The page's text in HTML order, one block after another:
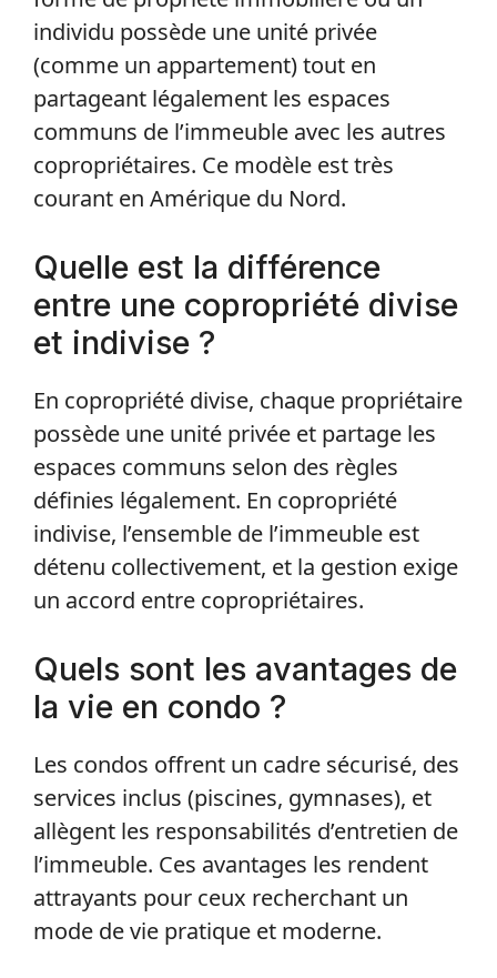
individu possède une unité privée
(comme un appartement) tout en
partageant légalement les espaces
communs de l’immeuble avec les autres
copropriétaires. Ce modèle est très
courant en Amérique du Nord.
Quelle est la différence
entre une copropriété divise
et indivise ?
En copropriété divise, chaque propriétaire
possède une unité privée et partage les
espaces communs selon des règles
définies légalement. En copropriété
indivise, l’ensemble de l’immeuble est
détenu collectivement, et la gestion exige
un accord entre copropriétaires.
Quels sont les avantages de
la vie en condo ?
Les condos offrent un cadre sécurisé, des
services inclus (piscines, gymnases), et
allègent les responsabilités d’entretien de
l’immeuble. Ces avantages les rendent
attrayants pour ceux recherchant un
mode de vie pratique et moderne.